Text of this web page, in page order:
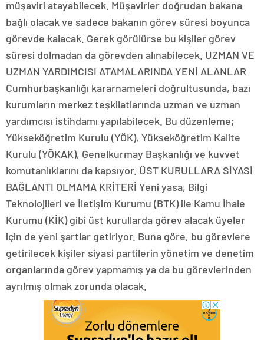
müşaviri atayabilecek. Müşavirler doğrudan bakana
bağlı olacak ve sadece bakanın görev süresi boyunca
görevde kalacak. Gerek görülürse bu kişiler görev
süresi dolmadan da görevden alınabilecek. UZMAN VE
UZMAN YARDIMCISI ATAMALARINDA YENİ ALANLAR
Cumhurbaşkanlığı kararnameleri doğrultusunda, bazı
kurumların merkez teşkilatlarında uzman ve uzman
yardımcısı istihdamı yapılabilecek. Bu düzenleme;
Yükseköğretim Kurulu (YÖK), Yükseköğretim Kalite
Kurulu (YÖKAK), Genelkurmay Başkanlığı ve kuvvet
komutanlıklarını da kapsıyor. ÜST KURULLARA SİYASİ
BAĞLANTI OLMAMA KRİTERİ Yeni yasa, Bilgi
Teknolojileri ve İletişim Kurumu (BTK) ile Kamu İhale
Kurumu (KİK) gibi üst kurullarda görev alacak üyeler
için de yeni şartlar getiriyor. Buna göre, bu görevlere
getirilecek kişiler siyasi partilerin yönetim ve denetim
organlarında görev yapmamış ya da bu görevlerinden
ayrılmış olmak zorunda olacak.